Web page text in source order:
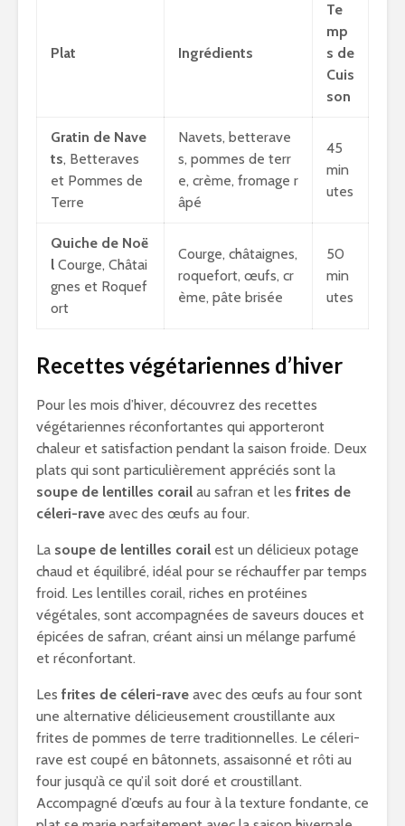
Plat Ingrédients
Te
mp
s de
Cuis
son
Gratin de Nave
ts, Betteraves
et Pommes de
Terre
Navets, betterave
s, pommes de terr
e, crème, fromage r
âpé
45
min
utes
Quiche de Noë
l Courge, Châtai
gnes et Roquef
ort
Courge, châtaignes,
roquefort, œufs, cr
ème, pâte brisée
50
min
utes
Recettes végétariennes d’hiver
Pour les mois d’hiver, découvrez des recettes
végétariennes réconfortantes qui apporteront
chaleur et satisfaction pendant la saison froide. Deux
plats qui sont particulièrement appréciés sont la
soupe de lentilles corail au safran et les frites de
céleri-rave avec des œufs au four.
La soupe de lentilles corail est un délicieux potage
chaud et équilibré, idéal pour se réchauffer par temps
froid. Les lentilles corail, riches en protéines
végétales, sont accompagnées de saveurs douces et
épicées de safran, créant ainsi un mélange parfumé
et réconfortant.
Les frites de céleri-rave avec des œufs au four sont
une alternative délicieusement croustillante aux
frites de pommes de terre traditionnelles. Le céleri-
rave est coupé en bâtonnets, assaisonné et rôti au
four jusqu’à ce qu’il soit doré et croustillant.
Accompagné d’œufs au four à la texture fondante, ce